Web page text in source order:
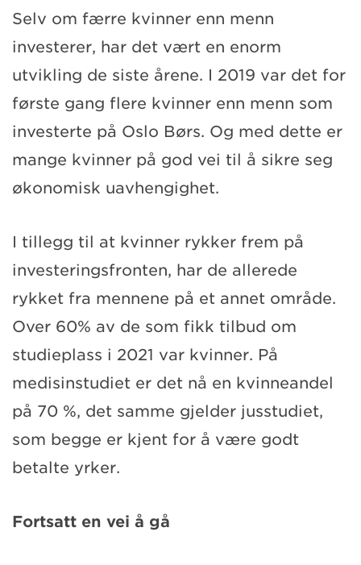
Selv om færre kvinner enn menn
investerer, har det vært en enorm
utvikling de siste årene. I 2019 var det for
første gang flere kvinner enn menn som
investerte på Oslo Børs. Og med dette er
mange kvinner på god vei til å sikre seg
økonomisk uavhengighet.
I tillegg til at kvinner rykker frem på
investeringsfronten, har de allerede
rykket fra mennene på et annet område.
Over 60% av de som fikk tilbud om
studieplass i 2021 var kvinner. På
medisinstudiet er det nå en kvinneandel
på 70 %, det samme gjelder jusstudiet,
som begge er kjent for å være godt
betalte yrker.
Fortsatt en vei å gå